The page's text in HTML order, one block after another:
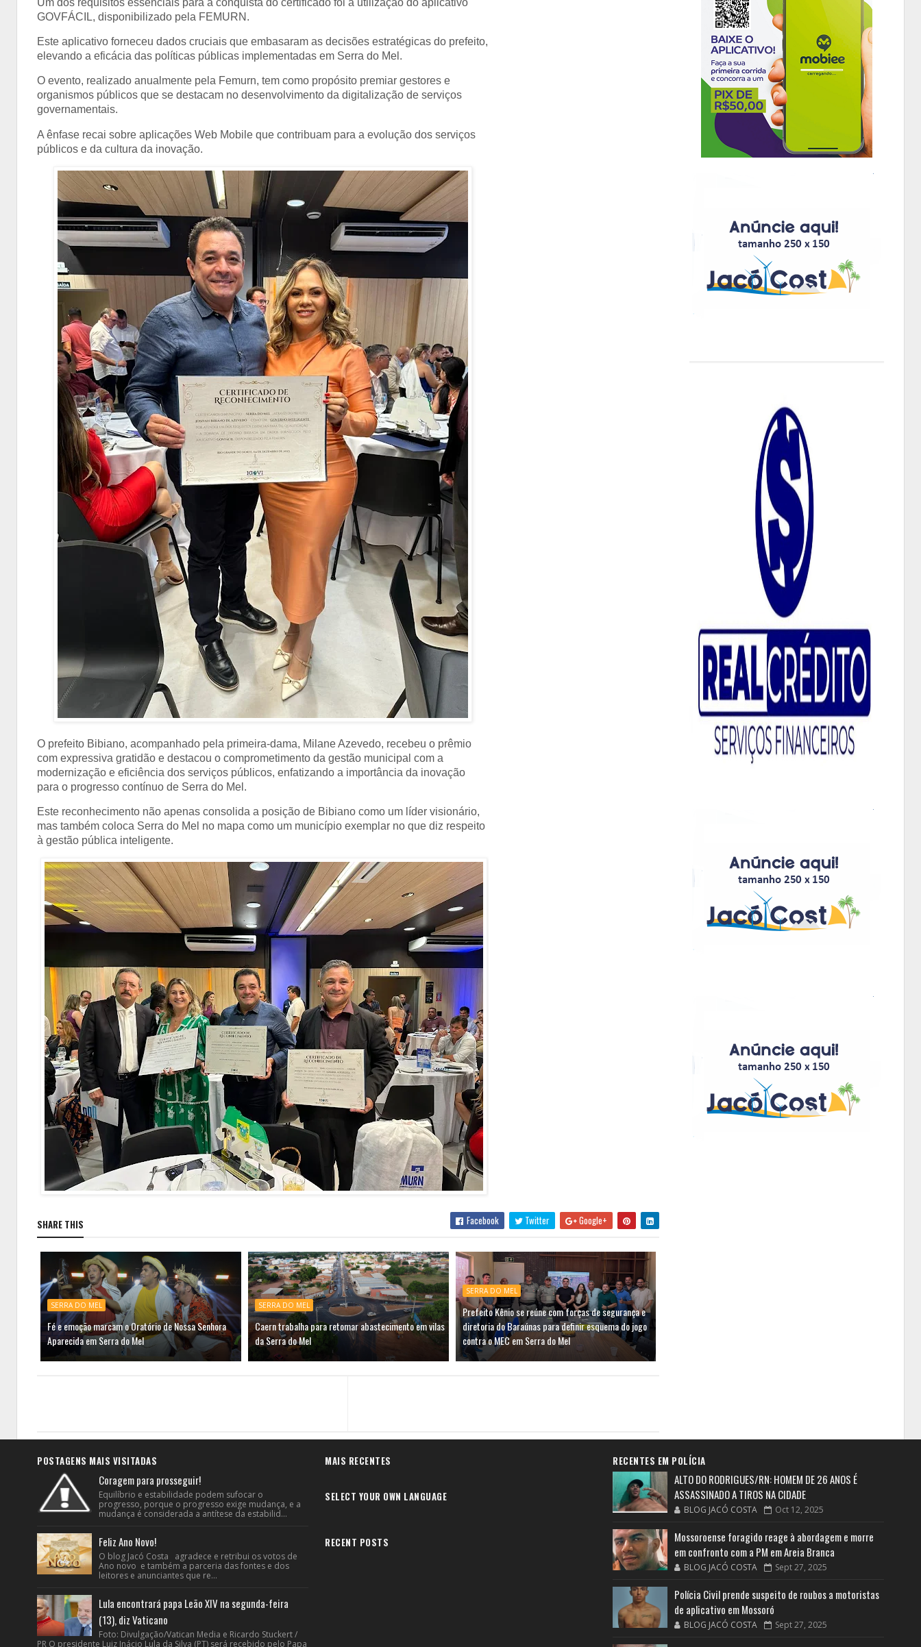
GOVFÁCIL, disponibilizado pela FEMURN.
Este aplicativo forneceu dados cruciais que embasaram as decisões estratégicas do prefeito,
elevando a eficácia das políticas públicas implementadas em Serra do Mel.
O evento, realizado anualmente pela Femurn, tem como propósito premiar gestores e
organismos públicos que se destacam no desenvolvimento da digitalização de serviços
governamentais.
A ênfase recai sobre aplicações Web Mobile que contribuam para a evolução dos serviços
públicos e da cultura da inovação.
O prefeito Bibiano, acompanhado pela primeira-dama, Milane Azevedo, recebeu o prêmio
com expressiva gratidão e destacou o comprometimento da gestão municipal com a
modernização e eficiência dos serviços públicos, enfatizando a importância da inovação
para o progresso contínuo de Serra do Mel.
Este reconhecimento não apenas consolida a posição de Bibiano como um líder visionário,
mas também coloca Serra do Mel no mapa como um município exemplar no que diz respeito
à gestão pública inteligente.
SHARE THIS Facebook Twitter Google+
SERRA DO MEL
Fé e emoção marcam o Oratório de Nossa Senhora
Aparecida em Serra do Mel
SERRA DO MEL
Caern trabalha para retomar abastecimento em vilas
da Serra do Mel
SERRA DO MEL
Prefeito Kênio se reúne com forças de segurança e
diretoria do Baraúnas para definir esquema do jogo
contra o MEC em Serra do Mel
POSTAGENS MAIS VISITADAS
Coragem para prosseguir!
Equilíbrio e estabilidade podem sufocar o
progresso, porque o progresso exige mudança, e a
mudança é considerada a antítese da estabilid...
Feliz Ano Novo!
O blog Jacó Costa agradece e retribui os votos de
Ano novo e também a parceria das fontes e dos
leitores e anunciantes que re...
Lula encontrará papa Leão XIV na segunda-feira
(13), diz Vaticano
Foto: Divulgação/Vatican Media e Ricardo Stuckert /
PR O presidente Luiz Inácio Lula da Silva (PT) será recebido pelo Papa
MAIS RECENTES
SELECT YOUR OWN LANGUAGE
RECENT POSTS
RECENTES EM POLÍCIA
ALTO DO RODRIGUES/RN: HOMEM DE 26 ANOS É
ASSASSINADO A TIROS NA CIDADE
BLOG JACÓ COSTA Oct 12, 2025
Mossoroense foragido reage à abordagem e morre
em confronto com a PM em Areia Branca
BLOG JACÓ COSTA Sept 27, 2025
Polícia Civil prende suspeito de roubos a motoristas
de aplicativo em Mossoró
BLOG JACÓ COSTA Sept 27, 2025